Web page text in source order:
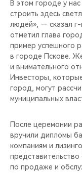
В этом городе у
строить здесь
людей», — сказал
отметил глава
пример успешного
в городе Пскове.
и внимательного
Инвесторы,
город, могут
муниципальных
После церемонии
вручили дипломы
компаниям и
представительство
по продаже и